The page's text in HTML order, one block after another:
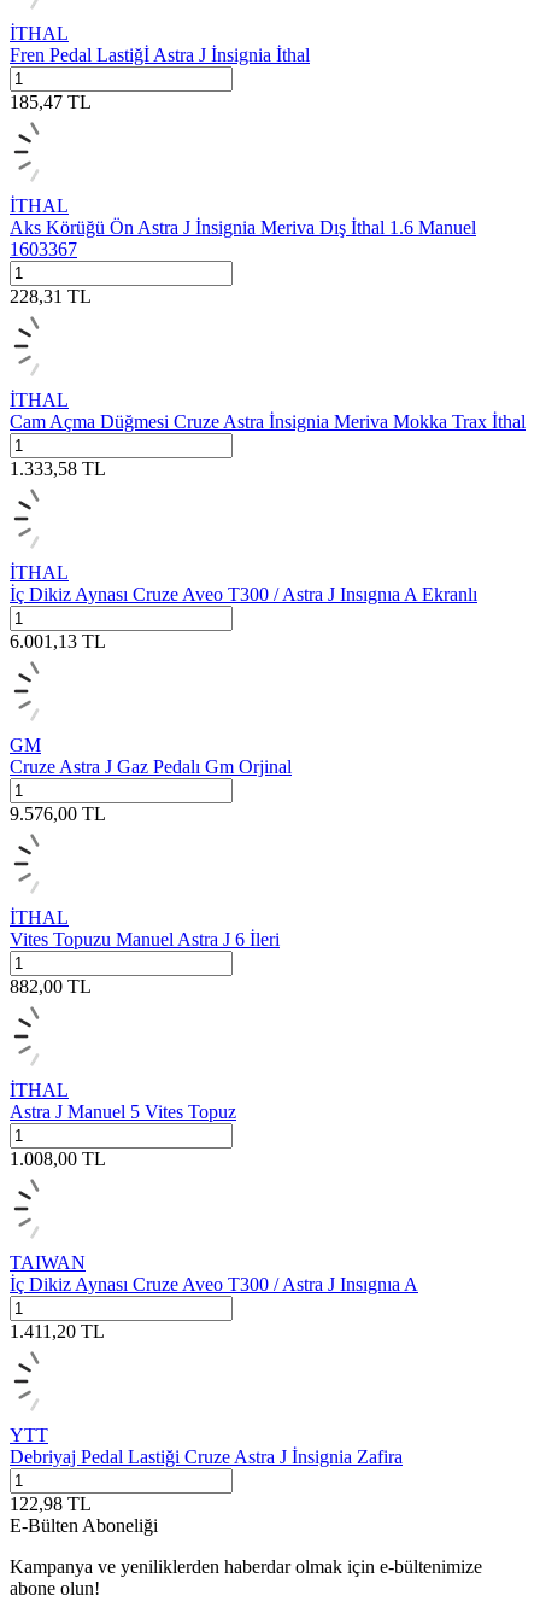
İTHAL
Fren Pedal Lastiğİ Astra J İnsignia İthal
185,47 TL
İTHAL
Aks Körüğü Ön Astra J İnsignia Meriva Dış İthal 1.6 Manuel
1603367
228,31 TL
İTHAL
Cam Açma Düğmesi Cruze Astra İnsignia Meriva Mokka Trax İthal
1.333,58 TL
İTHAL
İç Dikiz Aynası Cruze Aveo T300 / Astra J Insıgnıa A Ekranlı
6.001,13 TL
GM
Cruze Astra J Gaz Pedalı Gm Orjinal
9.576,00 TL
İTHAL
Vites Topuzu Manuel Astra J 6 İleri
882,00 TL
İTHAL
Astra J Manuel 5 Vites Topuz
1.008,00 TL
TAIWAN
İç Dikiz Aynası Cruze Aveo T300 / Astra J Insıgnıa A
1.411,20 TL
YTT
Debriyaj Pedal Lastiği Cruze Astra J İnsignia Zafira
122,98 TL
E-Bülten Aboneliği
Kampanya ve yeniliklerden haberdar olmak için e-bültenimize
abone olun!